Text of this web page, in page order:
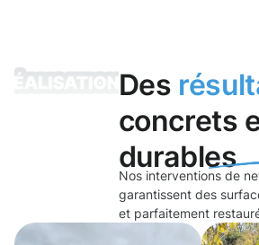
Des
concrets
durables
Nos interventions de
garantissent des
et parfaitement